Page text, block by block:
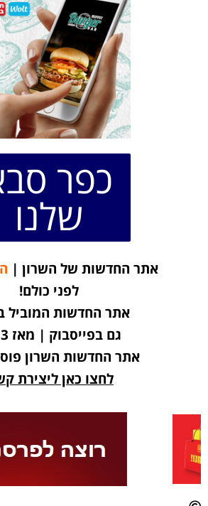
כפר
שלנו
אתר החדשות של השרון |
לפני כולם!
אתר החדשות המוביל
גם בפייסבוק | מאז 2013
אתר החדשות השרון פוסט
לחצו כאן ליצירת